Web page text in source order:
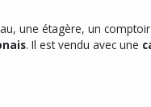
une étagère, un
. Il est vendu avec une